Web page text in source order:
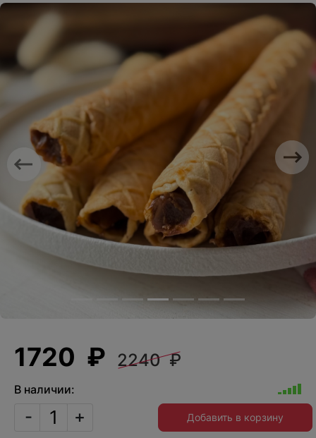
Previous Next
1720 ₽ 2240 ₽
В наличии:
- + Добавить в корзину